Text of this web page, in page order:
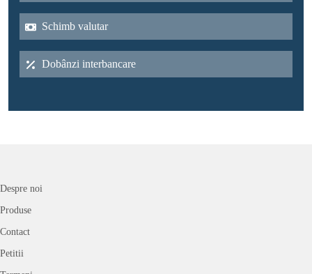
Schimb valutar
Dobânzi interbancare
Despre noi
Produse
Contact
Petitii